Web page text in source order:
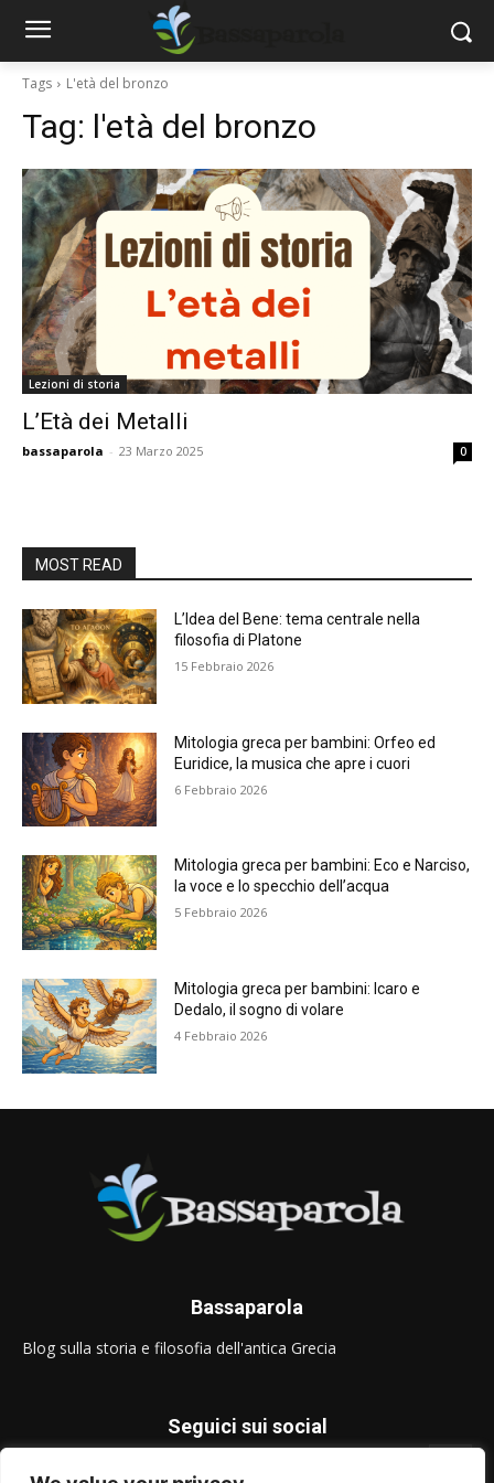
Tags L'età del bronzo
Tag: l'età del bronzo
Lezioni di storia
L’Età dei Metalli
bassaparola - 23 Marzo 2025 0
MOST READ
L’Idea del Bene: tema centrale nella
filosofia di Platone
15 Febbraio 2026
Mitologia greca per bambini: Orfeo ed
Euridice, la musica che apre i cuori
6 Febbraio 2026
Mitologia greca per bambini: Eco e Narciso,
la voce e lo specchio dell’acqua
5 Febbraio 2026
Mitologia greca per bambini: Icaro e
Dedalo, il sogno di volare
4 Febbraio 2026
Bassaparola
Blog sulla storia e filosofia dell'antica Grecia
Seguici sui social